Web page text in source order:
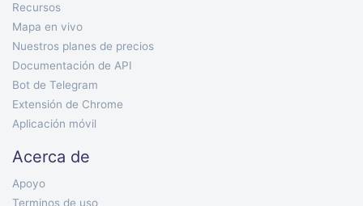
Recursos
Mapa en vivo
Nuestros planes de precios
Documentación de API
Bot de Telegram
Extensión de Chrome
Aplicación móvil
Acerca de
Apoyo
Terminos de uso